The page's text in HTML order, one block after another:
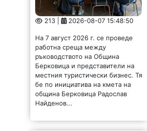
На 7 август 2026 г. се проведе
работна среща между
Берковица и представители на
местния туристически бизнес. Тя
бе по инициатива на кмета на
община Берковица Радослав
Найденов...